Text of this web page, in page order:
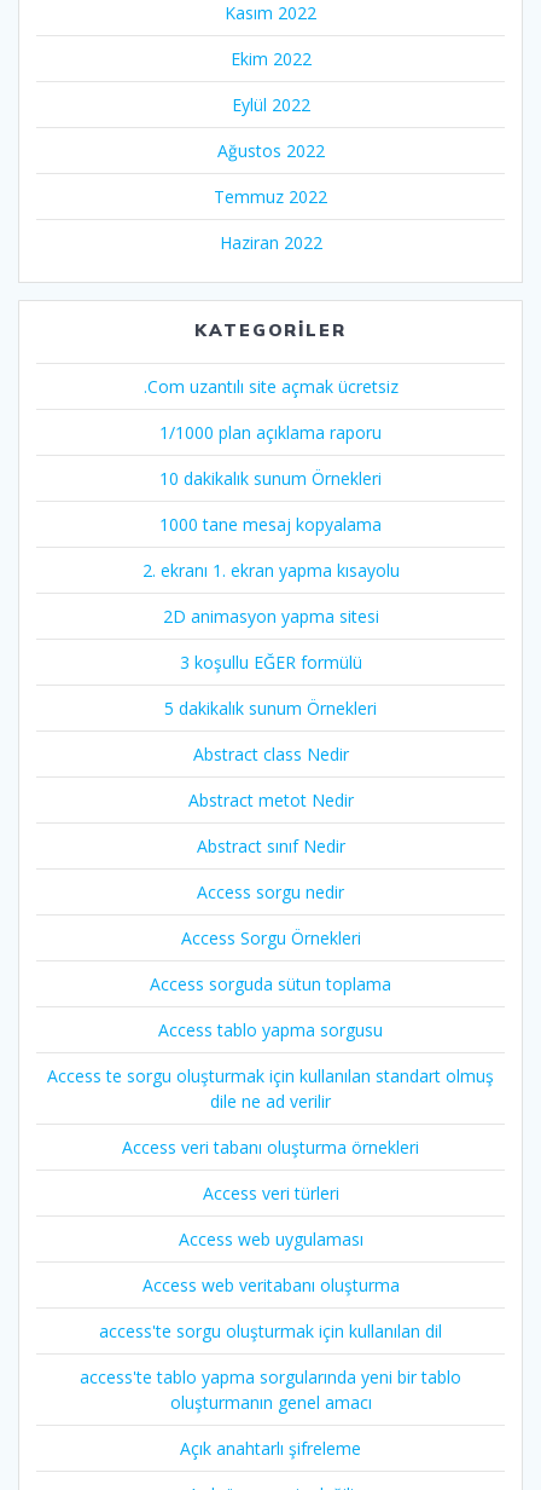
Kasım 2022
Ekim 2022
Eylül 2022
Ağustos 2022
Temmuz 2022
Haziran 2022
KATEGORILER
.Com uzantılı site açmak ücretsiz
1/1000 plan açıklama raporu
10 dakikalık sunum Örnekleri
1000 tane mesaj kopyalama
2. ekranı 1. ekran yapma kısayolu
2D animasyon yapma sitesi
3 koşullu EĞER formülü
5 dakikalık sunum Örnekleri
Abstract class Nedir
Abstract metot Nedir
Abstract sınıf Nedir
Access sorgu nedir
Access Sorgu Örnekleri
Access sorguda sütun toplama
Access tablo yapma sorgusu
Access te sorgu oluşturmak için kullanılan standart olmuş
dile ne ad verilir
Access veri tabanı oluşturma örnekleri
Access veri türleri
Access web uygulaması
Access web veritabanı oluşturma
access'te sorgu oluşturmak için kullanılan dil
access'te tablo yapma sorgularında yeni bir tablo
oluşturmanın genel amacı
Açık anahtarlı şifreleme